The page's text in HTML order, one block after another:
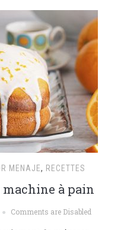
MENAJE, RECETTES
machine à pain
Comments are Disabled